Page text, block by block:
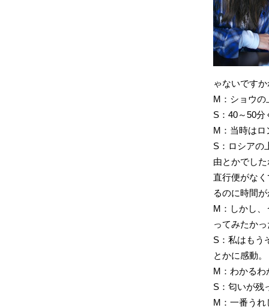
ゃないです
M：ショウの
S：40～50分
M：当時はロ
S：ロシアの
由とかでし
直行便がな
るのに時間
M：しかし、
ってみたか
S：私はもう
とかに感動。
M：わかるわ
S：匂いが残
M：一番うれ